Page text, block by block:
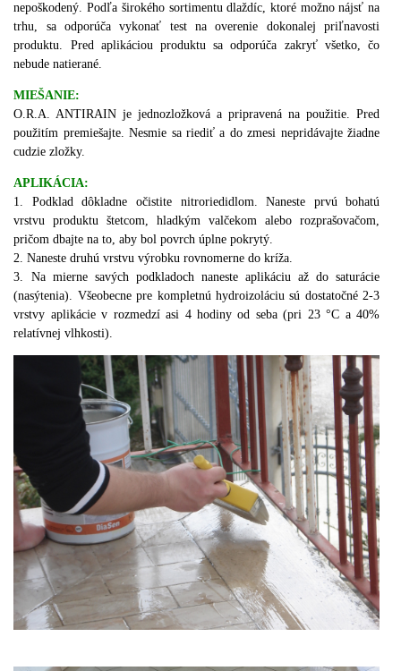
nepoškodený. Podľa širokého sortimentu dlaždíc, ktoré možno nájsť na
trhu, sa odporúča vykonať test na overenie dokonalej priľnavosti
produktu.
Pred aplikáciou produktu sa odporúča zakryť všetko, čo
nebude natierané.
MIEŠANIE:
O.R.A. ANTIRAIN je jednozložková a pripravená na použitie. Pred
použitím premiešajte. Nesmie sa riediť a do zmesi nepridávajte žiadne
cudzie zložky.
APLIKÁCIA:
1. Podklad dôkladne očistite nitroriedidlom. Naneste prvú bohatú
vrstvu produktu štetcom, hladkým valčekom alebo rozprašovačom,
pričom dbajte na to, aby bol povrch úplne pokrytý.
2. Naneste druhú vrstvu výrobku rovnomerne do kríža.
3. Na mierne savých podkladoch naneste aplikáciu až do saturácie
(nasýtenia). Všeobecne pre kompletnú hydroizoláciu sú dostatočné 2-3
vrstvy aplikácie v rozmedzí asi 4 hodiny od seba (pri 23 °C a 40%
relatívnej vlhkosti).